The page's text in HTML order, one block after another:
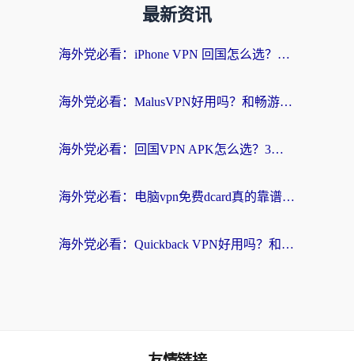
最新资讯
海外党必看：iPhone VPN 回国怎么选？一篇搞定无缝访问国内资源
海外党必看：MalusVPN好用吗？和畅游VPN对比哪个回国效果更好？附穿梭飞鱼神龟真实体验
海外党必看：回国VPN APK怎么选？3步教你无缝刷国内剧玩国服
海外党必看：电脑vpn免费dcard真的靠谱吗？教你选对回国加速器无缝访问国内资源
海外党必看：Quickback VPN好用吗？和小黑牛VPN对比哪个回国效果更好？附真实体验+避坑指南